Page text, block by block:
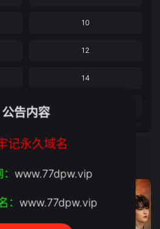
10
12
14
公告内容
记永久域名
www.77dpw.vip
： www.77dpw.vip